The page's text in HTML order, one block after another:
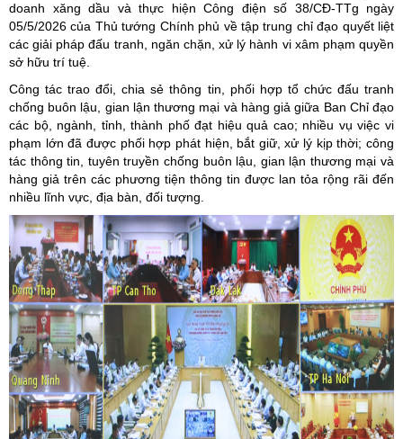
doanh xăng dầu và thực hiện Công điện số 38/CĐ-TTg ngày
05/5/2026 của Thủ tướng Chính phủ về tập trung chỉ đạo quyết liệt
các giải pháp đấu tranh, ngăn chặn, xử lý hành vi xâm phạm quyền
sở hữu trí tuệ.
Công tác trao đổi, chia sẻ thông tin, phối hợp tổ chức đấu tranh
chống buôn lậu, gian lận thương mại và hàng giả giữa Ban Chỉ đạo
các bộ, ngành, tỉnh, thành phố đạt hiệu quả cao; nhiều vụ việc vi
phạm lớn đã được phối hợp phát hiện, bắt giữ, xử lý kịp thời; công
tác thông tin, tuyên truyền chống buôn lậu, gian lận thương mại và
hàng giả trên các phương tiện thông tin được lan tỏa rộng rãi đến
nhiều lĩnh vực, địa bàn, đối tượng.